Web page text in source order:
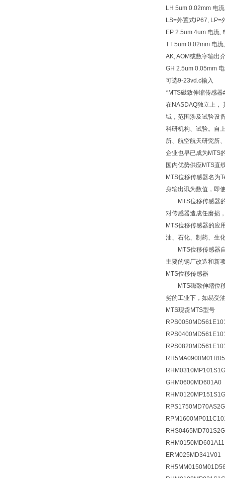
LH 5um 0.02mm 电
LS=外置式IP67, LP=
EP 2.5um 4um 电流,
TT 5um 0.02mm 电
AK, AOM或数字输出
GH 2.5um 0.05mm
可选9-23vd.c输入
*MTS磁致伸缩传感器
在NASDAQ独立上，
域，范围涉及试验设
科研机构、试验。自
所、航空航天研究所
企业也早已成为MTS
国内优势供应MTS直
MTS位移传感器名为
身输出讯为数值，即
MTS位移传感器的
对传感器造成任磨损
MTS位移传感器的应
油、石化、制药、生
MTS位移传感器自
主要的钢厂改造和新
MTS位移传感器
MTS磁致伸缩位移
劣的工业下，如易受
MTS现货MTS型号
GHM0600MD601A0
ERM025MD341V01